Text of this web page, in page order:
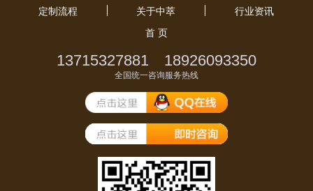
定制流程
关于中萃
行业资讯
首 页
13715327881 18926093350
全国统一咨询服务热线